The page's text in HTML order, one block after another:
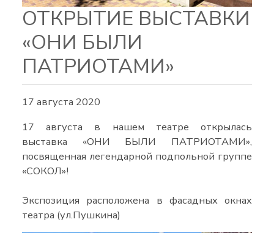
ОТКРЫТИЕ ВЫСТАВКИ
«ОНИ БЫЛИ
ПАТРИОТАМИ»
17 августа 2020
17 августа в нашем театре открылась
выставка «ОНИ БЫЛИ ПАТРИОТАМИ»,
посвященная легендарной подпольной группе
«СОКОЛ»!
Экспозиция расположена в фасадных окнах
театра (ул.Пушкина)